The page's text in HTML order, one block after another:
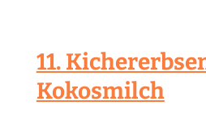
11.
Kokosmilch